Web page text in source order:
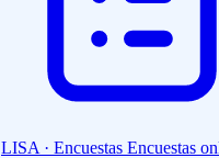
LISA · Encuestas Encuestas